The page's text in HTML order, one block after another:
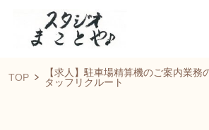
TOP
【求人】駐車場精算機のご案内業務
タッフリクルート